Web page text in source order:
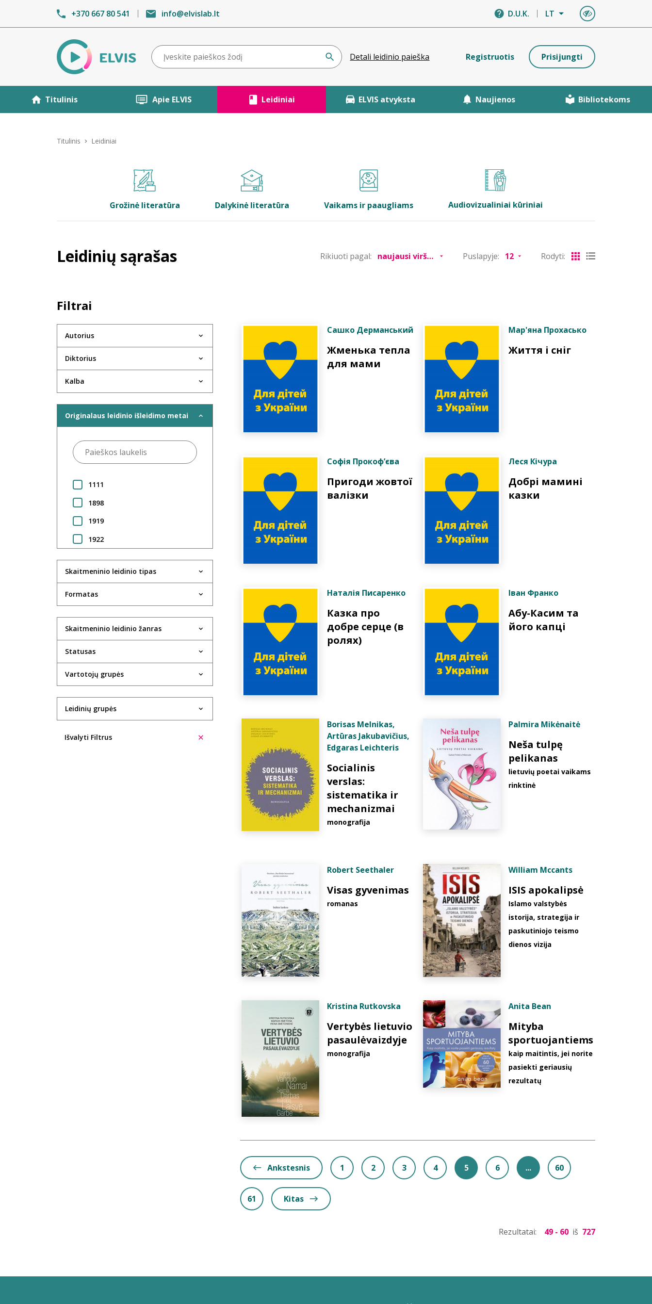
+370 667 80 541 info@elvislab.lt D.U.K. LT
Detali leidinio paieška Registruotis Prisijungti
Titulinis Apie ELVIS Leidiniai ELVIS atvyksta Naujienos Bibliotekoms
Titulinis Leidiniai
Grožinė literatūra Dalykinė literatūra Vaikams ir paaugliams Audiovizualiniai kūriniai
Leidinių sąrašas Rikiuoti pagal: Puslapyje: Rodyti:
Filtrai
Autorius
Diktorius
Kalba
Originalaus leidinio išleidimo metai
1111
1898
1919
1922
1924
1925
1931
1933
1934
1935
1937
1938
Skaitmeninio leidinio tipas
Formatas
Skaitmeninio leidinio žanras
Statusas
Vartotojų grupės
Leidinių grupės
Išvalyti Filtrus
Сашко Дерманський
Жменька тепла
для мами
Мар'яна Прохасько
Життя і сніг
Софія Прокоф’єва
Пригоди жовтої
валізки
Леся Кічура
Добрі мамині
казки
Наталія Писаренко
Казка про
добре серце (в
ролях)
Іван Франко
Абу-Касим та
його капці
Borisas Melnikas,
Artūras Jakubavičius,
Edgaras Leichteris
Socialinis
verslas:
sistematika ir
mechanizmai
monografija
Palmira Mikėnaitė
Neša tulpę
pelikanas
lietuvių poetai vaikams
rinktinė
Robert Seethaler
Visas gyvenimas
romanas
William Mccants
ISIS apokalipsė
Islamo valstybės
istorija, strategija ir
paskutiniojo teismo
dienos vizija
Kristina Rutkovska
Vertybės lietuvio
pasaulėvaizdyje
monografija
Anita Bean
Mityba
sportuojantiems
kaip maitintis, jei norite
pasiekti geriausių
rezultatų
Ankstesnis 1 2 3 4 5 6 ... 60
61 Kitas
Rezultatai: 49 - 60 iš 727